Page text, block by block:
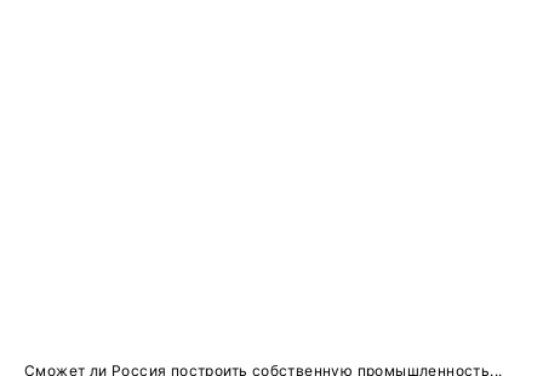
Сможет ли Россия построить собственную промышленность...